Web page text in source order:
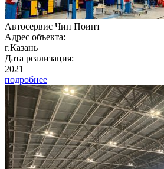
Автосервис Чип Поинт
Адрес объекта:
г.Казань
Дата реализация:
2021
подробнее